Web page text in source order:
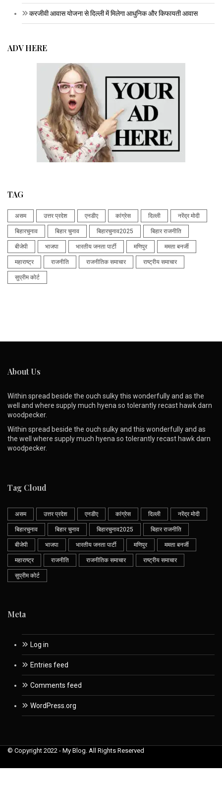
करजीवी आवास योजना से दिल्ली में मिलेगा आधुनिक और किफायती आवास
ADV HERE
TAG
असम उत्तर प्रदेश एनडीए कांग्रेस दिल्ली नरेंद्र मोदी
बिहारचुनाव बिहार चुनाव बिहारचुनाव2025 बिहार राजनीति
बीजेपी भाजपा भारतीय जनता पार्टी मणिपुर ममता बनर्जी
महाराष्ट्र राजनीति राजनीतिक समाचार राष्ट्रीय समाचार
सुप्रीम कोर्ट
About Us
Within spread beside the ouch sulky this wonderfully and as the
well and where supply much hyena so tolerantly recast hawk darn
woodpecker.
Within spread beside the ouch sulky and this wonderfully and as
the well where supply much hyena so tolerantly recast hawk darn
woodpecker.
Tag Cloud
असम उत्तर प्रदेश एनडीए कांग्रेस दिल्ली नरेंद्र मोदी
बिहारचुनाव बिहार चुनाव बिहारचुनाव2025 बिहार राजनीति
बीजेपी भाजपा भारतीय जनता पार्टी मणिपुर ममता बनर्जी
महाराष्ट्र राजनीति राजनीतिक समाचार राष्ट्रीय समाचार
सुप्रीम कोर्ट
Meta
Log in
Entries feed
Comments feed
WordPress.org
© Copyright 2022 - My Blog. All Rights Reserved